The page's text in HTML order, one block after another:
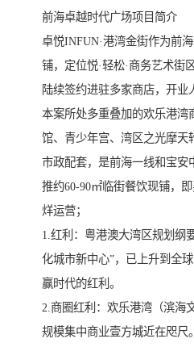
前海卓越时代广场项目简介
卓悦INFUN·港湾金街作为前
铺，定位悦·轻松·商务艺术街
陆续签约进驻多家商店，开业
本案所处多重叠加的欢乐港湾
馆、青少年宫、湾区之光摩天
市政配套，是前海一线和宝安
推约60-90㎡临街餐饮现铺，
烊运营；
1.红利：粤港澳大湾区规划纲
化城市新中心”，已上升到全
赢时代的红利。
2.商圈红利：欢乐港湾（滨海
规模集中商业壹方城近在咫尺。